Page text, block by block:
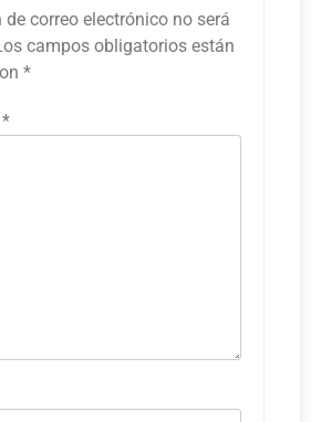
de correo electrónico no será
campos obligatorios están
*
*